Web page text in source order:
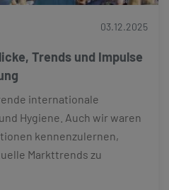
03.12.2025
Trends und Impulse
internationale
Hygiene. Auch wir waren
kennenzulernen,
Markttrends zu